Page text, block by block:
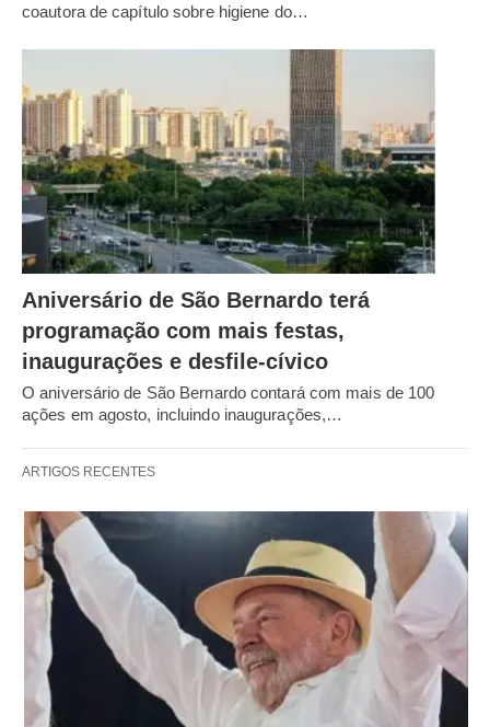
coautora de capítulo sobre higiene do…
Aniversário de São Bernardo terá
programação com mais festas,
inaugurações e desfile-cívico
O aniversário de São Bernardo contará com mais de 100
ações em agosto, incluindo inaugurações,…
ARTIGOS RECENTES